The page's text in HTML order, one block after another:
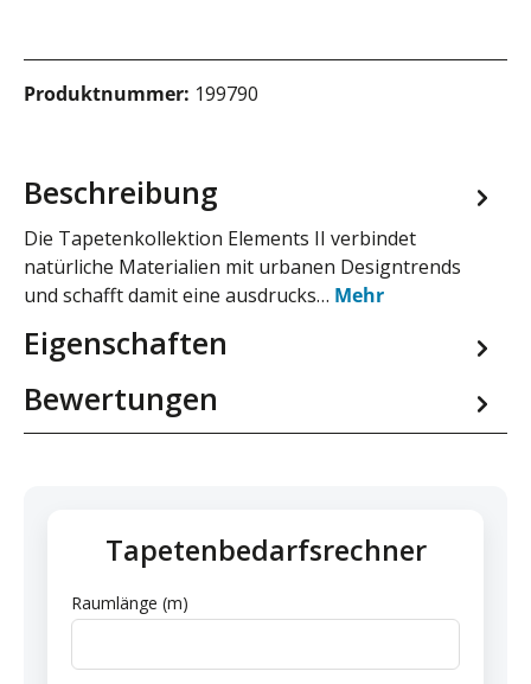
Produktnummer: 199790
Beschreibung
Die Tapetenkollektion Elements II verbindet
natürliche Materialien mit urbanen Designtrends
und schafft damit eine ausdrucks… Mehr
Eigenschaften
Bewertungen
Tapetenbedarfsrechner
Raumlänge (m)